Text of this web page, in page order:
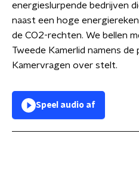
energieslurpende bedrijven
naast een hoge
de CO2-rechten. We bellen
Tweede Kamerlid namens
Kamervragen over stelt.
Speel audio af